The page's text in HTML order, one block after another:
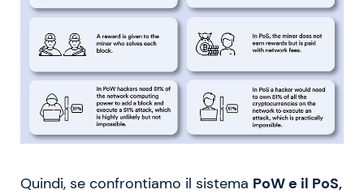
Quindi, se confrontiamo il sistema PoW e il PoS,